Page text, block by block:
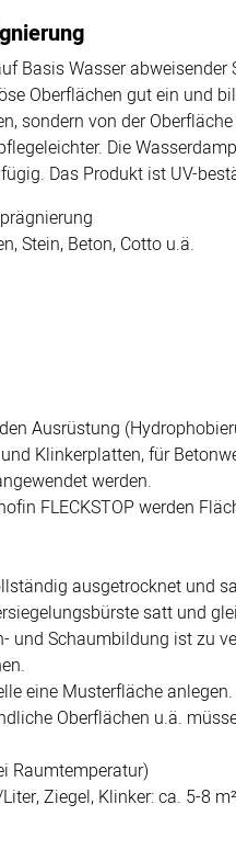
Basis Wasser
Oberflächen gut ein und
sondern von der
Die
Das Produkt ist UV-
Stein, Beton, Cotto u.ä.
Ausrüstung
Klinkerplatten, für
werden.
FLECKSTOP werden
ausgetrocknet und
satt und
und Schaumbildung ist zu
eine Musterfläche
Oberflächen u.ä.
Raumtemperatur)
Ziegel, Klinker: ca. 5-8